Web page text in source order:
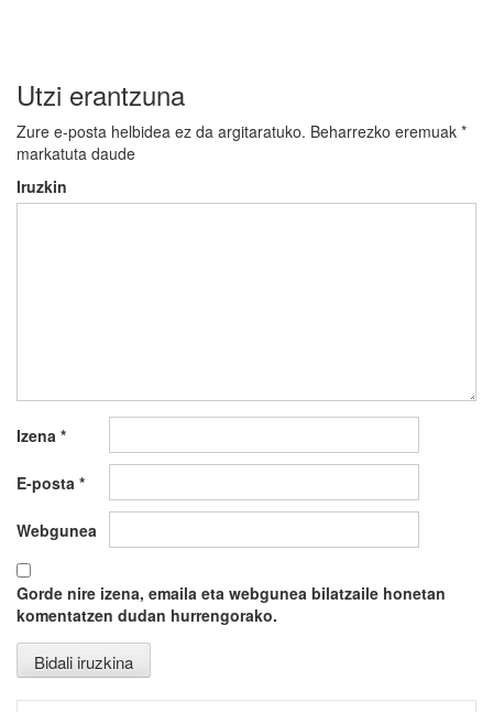
Utzi erantzuna
Zure e-posta helbidea ez da argitaratuko. Beharrezko eremuak *
markatuta daude
Iruzkin
Izena *
E-posta *
Webgunea
Gorde nire izena, emaila eta webgunea bilatzaile honetan
komentatzen dudan hurrengorako.